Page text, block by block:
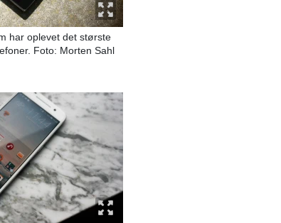
har oplevet det største
Foto: Morten Sahl